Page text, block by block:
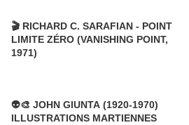
🎬 RICHARD C. SARAFIAN - POINT
LIMITE ZÉRO (VANISHING POINT,
1971)
👽🎨 JOHN GIUNTA (1920-1970)
ILLUSTRATIONS MARTIENNES